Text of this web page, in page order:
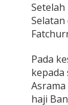
Pada
haji